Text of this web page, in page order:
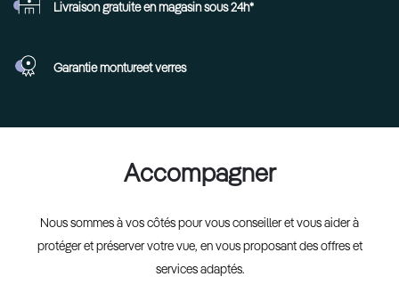
Livraison gratuite en magasin sous 24h*
Garantie montureet verres
Accompagner
Nous sommes à vos côtés pour vous conseiller et vous aider à
protéger et préserver votre vue, en vous proposant des offres et
services adaptés.